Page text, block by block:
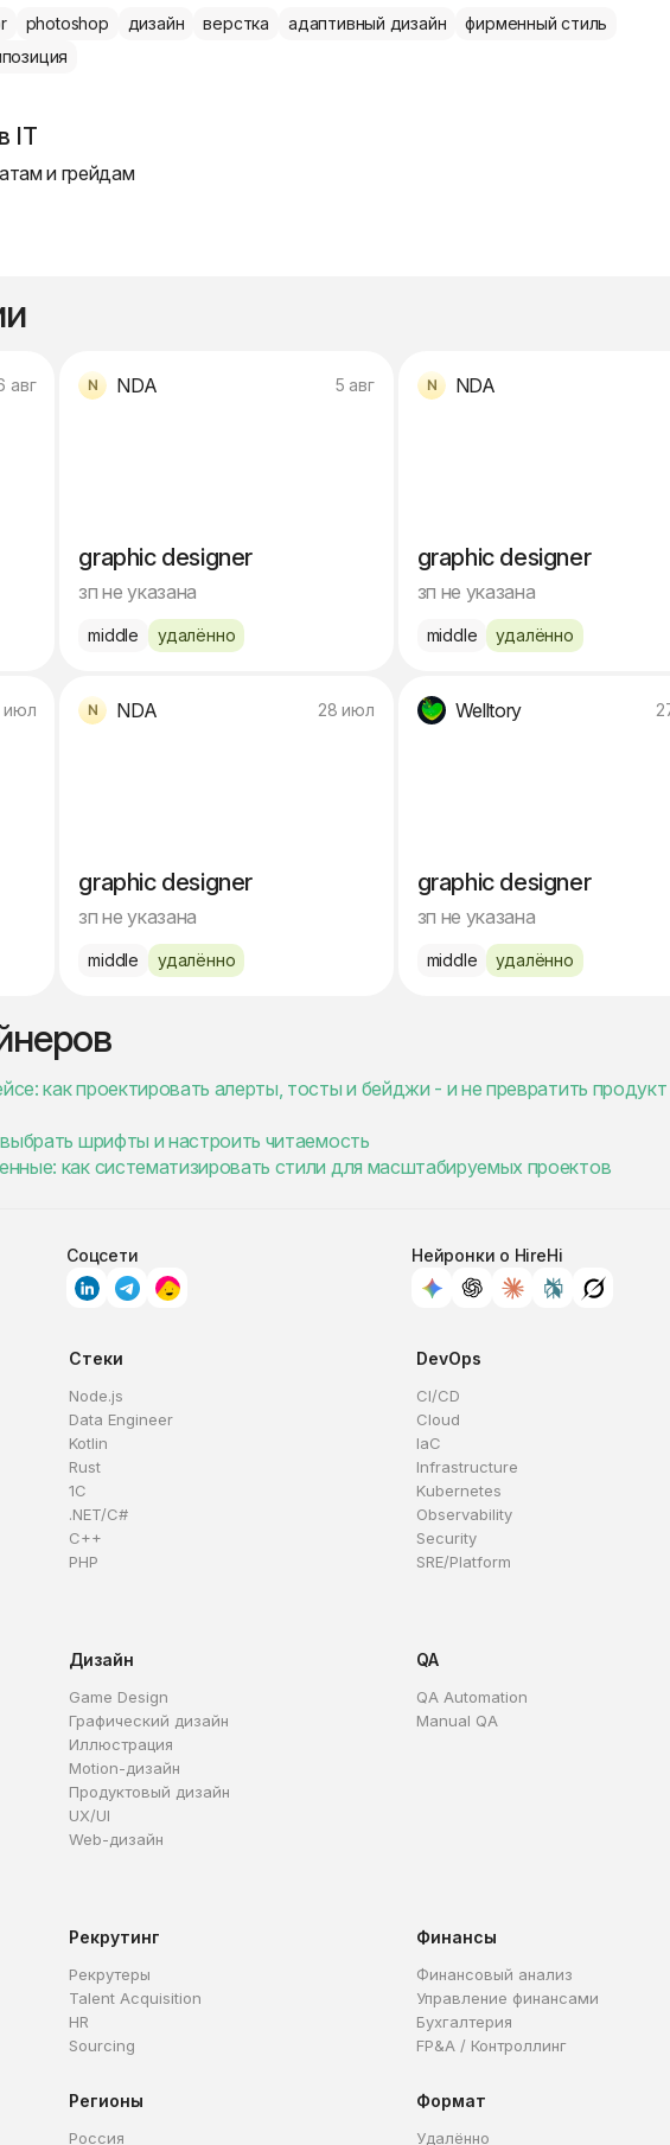
photoshop дизайн верстка адаптивный дизайн
фирменный стиль
IT
и грейдам
авг NDA 5 авг
graphic designer
зп не указана
middle удалённо
NDA
graphic designer
зп не указана
middle удалённо
июл NDA 28 июл
graphic designer
зп не указана
middle удалённо
Welltory
graphic designer
зп не указана
middle удалённо
как проектировать алерты, тосты и бейджи - и не превратить продукт
шрифты и настроить читаемость
как систематизировать стили для масштабируемых проектов
Соцсети Нейронки о HireHi
Стеки
Node.js
Data Engineer
Kotlin
Rust
1C
.NET/C#
C++
PHP
DevOps
CI/CD
Cloud
IaC
Infrastructure
Kubernetes
Observability
Security
SRE/Platform
Дизайн
Game Design
Графический дизайн
Иллюстрация
Motion-дизайн
Продуктовый дизайн
UX/UI
Web-дизайн
QA
QA Automation
Manual QA
Рекрутинг
Рекрутеры
Talent Acquisition
HR
Sourcing
Финансы
Финансовый анализ
Управление финансами
Бухгалтерия
FP&A / Контроллинг
Регионы
Россия
Формат
Удалённо